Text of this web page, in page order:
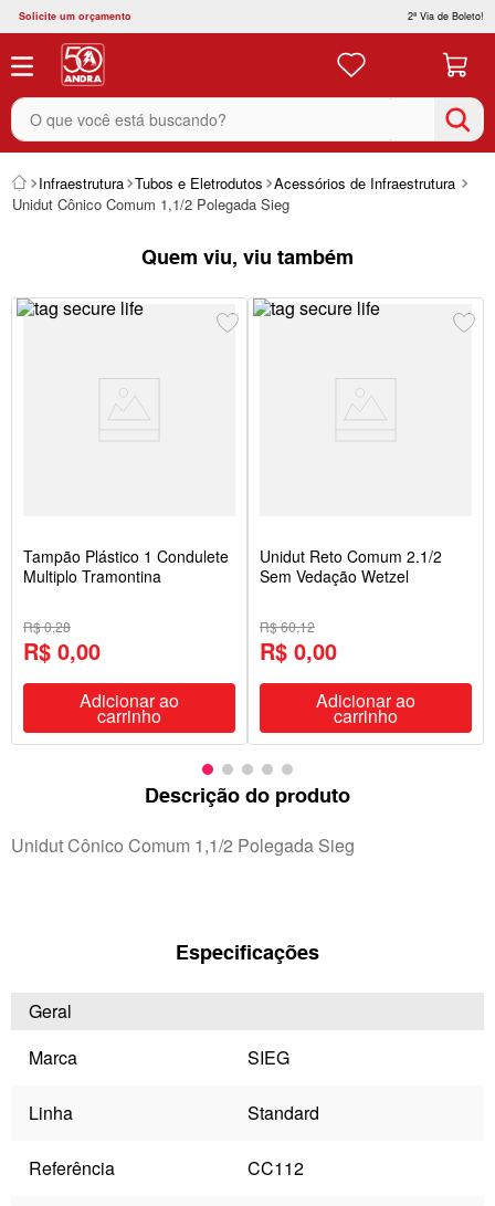
Solicite um orçamento 2ª Via de Boleto!
O que você está buscando?
Infraestrutura Tubos e Eletrodutos Acessórios de Infraestrutura
Unidut Cônico Comum 1,1/2 Polegada Sieg
Quem viu, viu também
Tampão Plástico 1 Condulete
Multiplo Tramontina
R$ 0,28
R$ 0,00
Adicionar ao
carrinho
Unidut Reto Comum 2.1/2
Sem Vedação Wetzel
R$ 60,12
R$ 0,00
Adicionar ao
carrinho
Descrição do produto
Unidut Cônico Comum 1,1/2 Polegada Sieg
Especificações
Geral
Marca
SIEG
Linha Standard
Referência CC112